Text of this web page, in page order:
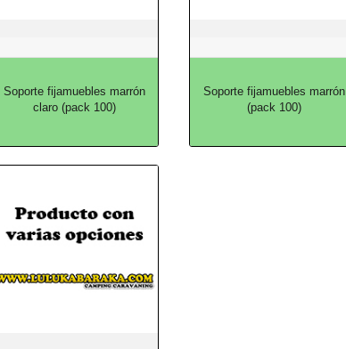
Soporte fijamuebles marrón
claro (pack 100)
Soporte fijamuebles marrón
(pack 100)